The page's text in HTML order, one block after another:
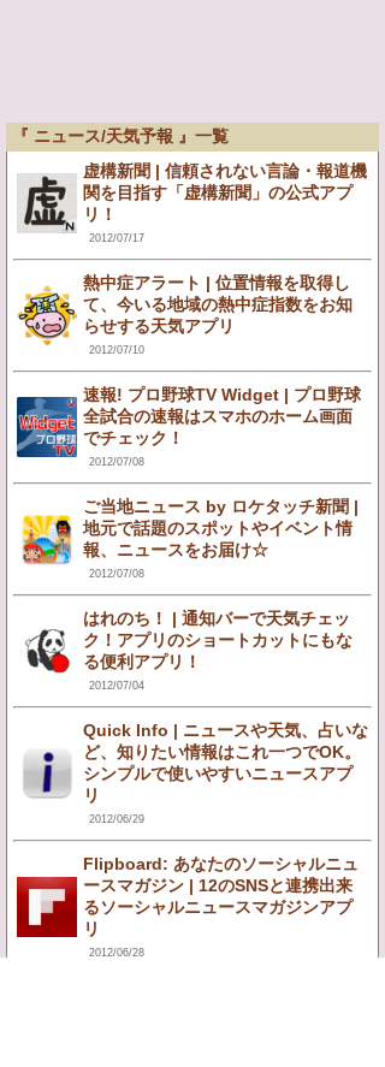
『 ニュース/天気予報 』一覧
虚構新聞 | 信頼されない言論・報道機
関を目指す「虚構新聞」の公式アプ
リ！
2012/07/17
熱中症アラート | 位置情報を取得し
て、今いる地域の熱中症指数をお知
らせする天気アプリ
2012/07/10
速報! プロ野球TV Widget | プロ野球
全試合の速報はスマホのホーム画面
でチェック！
2012/07/08
ご当地ニュース by ロケタッチ新聞 |
地元で話題のスポットやイベント情
報、ニュースをお届け☆
2012/07/08
はれのち！ | 通知バーで天気チェッ
ク！アプリのショートカットにもな
る便利アプリ！
2012/07/04
Quick Info | ニュースや天気、占いな
ど、知りたい情報はこれ一つでOK。
シンプルで使いやすいニュースアプ
リ
2012/06/29
Flipboard: あなたのソーシャルニュ
ースマガジン | 12のSNSと連携出来
るソーシャルニュースマガジンアプ
リ
2012/06/28